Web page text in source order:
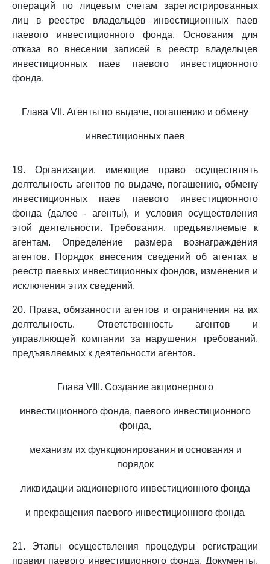
операций по лицевым счетам зарегистрированных
лиц в реестре владельцев инвестиционных паев
паевого инвестиционного фонда. Основания для
отказа во внесении записей в реестр владельцев
инвестиционных паев паевого инвестиционного
фонда.
Глава VII. Агенты по выдаче, погашению и обмену
инвестиционных паев
19. Организации, имеющие право осуществлять
деятельность агентов по выдаче, погашению, обмену
инвестиционных паев паевого инвестиционного
фонда (далее - агенты), и условия осуществления
этой деятельности. Требования, предъявляемые к
агентам. Определение размера вознаграждения
агентов. Порядок внесения сведений об агентах в
реестр паевых инвестиционных фондов, изменения и
исключения этих сведений.
20. Права, обязанности агентов и ограничения на их
деятельность. Ответственность агентов и
управляющей компании за нарушения требований,
предъявляемых к деятельности агентов.
Глава VIII. Создание акционерного
инвестиционного фонда, паевого инвестиционного
фонда,
механизм их функционирования и основания и
порядок
ликвидации акционерного инвестиционного фонда
и прекращения паевого инвестиционного фонда
21. Этапы осуществления процедуры регистрации
правил паевого инвестиционного фонда. Документы,